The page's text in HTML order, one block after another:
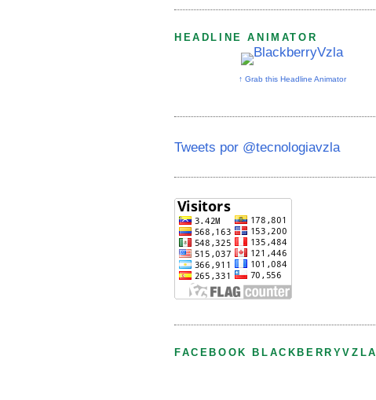
HEADLINE ANIMATOR
↑ Grab this Headline Animator
Tweets por @tecnologiavzla
FACEBOOK BLACKBERRYVZLA